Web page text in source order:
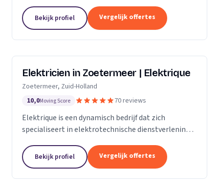
Bekijk profiel Vergelijk offertes
Elektricien in Zoetermeer | Elektrique
Zoetermeer, Zuid-Holland
10,0Moving Score 70 reviews
Elektrique is een dynamisch bedrijf dat zich
specialiseert in elektrotechnische dienstverlening.
klanttevredenheid, streven we ernaar om elke klus,
groot of...
Bekijk profiel Vergelijk offertes